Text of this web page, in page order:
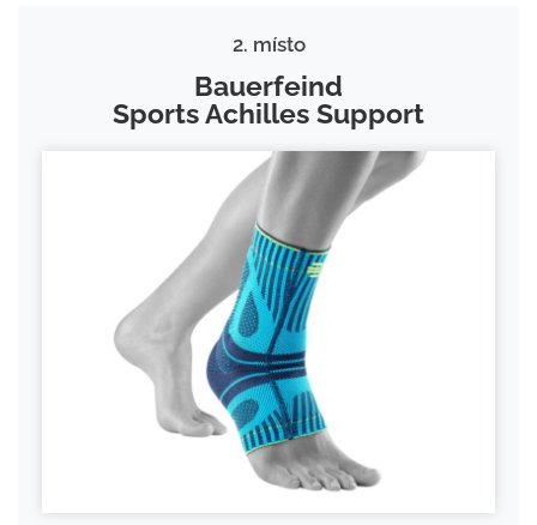
2. místo
Bauerfeind
Sports Achilles Support